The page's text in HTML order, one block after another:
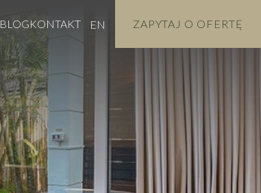
BLOGKONTAKT EN ZAPYTAJ O OFERTĘ